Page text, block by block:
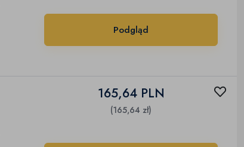
Podgląd
165,64 PLN
(165,64 zł)